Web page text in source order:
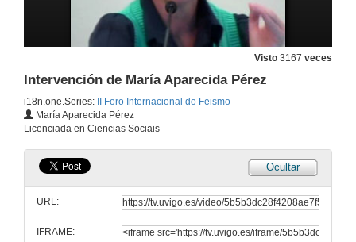
Visto 3167 veces
Intervención de María Aparecida Pérez
i18n.one.Series:
II Foro Internacional do Feismo
María Aparecida Pérez
Licenciada en Ciencias Sociais
Ocultar
URL:
IFRAME:
Intervención de Rubén C. Lois González
Coloquio
5 de maio de 2007
Actuar: Rehumanizar o territorio
5 de maio de 2007